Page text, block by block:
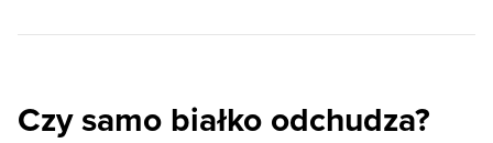
Czy samo białko odchudza?